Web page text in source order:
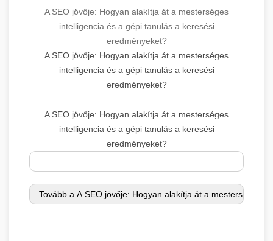
A SEO jövője: Hogyan alakítja át a mesterséges
intelligencia és a gépi tanulás a keresési
eredményeket?
A SEO jövője: Hogyan alakítja át a mesterséges
intelligencia és a gépi tanulás a keresési
eredményeket?
A SEO jövője: Hogyan alakítja át a mesterséges
intelligencia és a gépi tanulás a keresési
eredményeket?